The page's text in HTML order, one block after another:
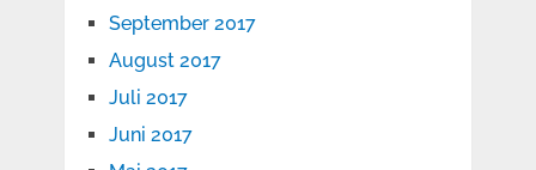
September 2017
August 2017
Juli 2017
Juni 2017